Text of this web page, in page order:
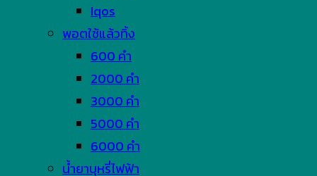
Iqos
พอตใช้แล้วทิ้ง
600 คำ
2000 คำ
3000 คำ
5000 คำ
6000 คำ
น้ำยาบุหรี่ไฟฟ้า